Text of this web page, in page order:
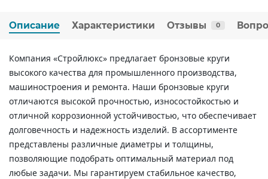
Описание Характеристики Отзывы 0
Компания «Стройлюкс» предлагает бронзовые круги
высокого качества для промышленного производства,
машиностроения и ремонта. Наши бронзовые круги
отличаются высокой прочностью, износостойкостью и
отличной коррозионной устойчивостью, что обеспечивает
долговечность и надежность изделий. В ассортименте
представлены различные диаметры и толщины,
позволяющие подобрать оптимальный материал под
любые задачи. Мы гарантируем стабильное качество,